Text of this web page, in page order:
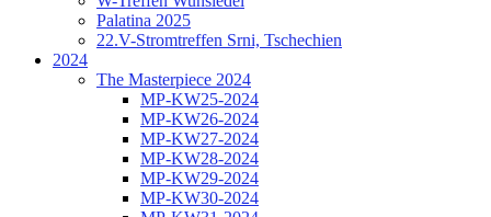
Palatina 2025
22.V-Stromtreffen Srni, Tschechien
2024
The Masterpiece 2024
MP-KW25-2024
MP-KW26-2024
MP-KW27-2024
MP-KW28-2024
MP-KW29-2024
MP-KW30-2024